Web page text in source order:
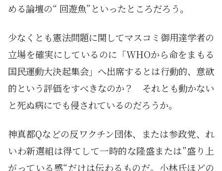
める論壇の“ 回遊魚”といったところだろう。
少なくとも憲法問題に関してマスコミ御用達学者の
立場を確実にしているのに「WHOから命をまもる
国民運動大決起集会」へ出席するとは行動的、意欲
的という評価をすべきなのか？ それとも動かない
と死ぬ病にでも侵されているのだろうか。
神真都Qなどの反ワクチン団体、または参政党、れ
いわ新選組は得てして一時的な隆盛または”盛り上
がっている感“だけは伝わるものだ。小林氏ほどの